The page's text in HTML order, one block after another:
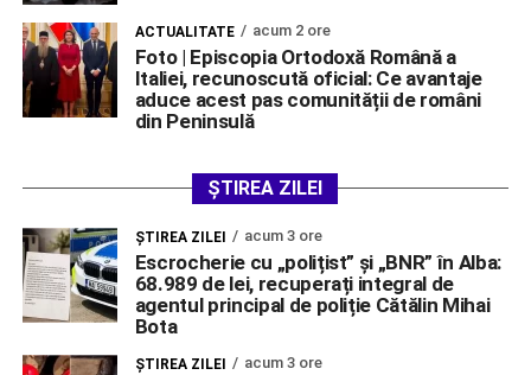
ACTUALITATE acum 2 ore
Foto | Episcopia Ortodoxă Română a
Italiei, recunoscută oficial: Ce avantaje
aduce acest pas comunității de români
din Peninsulă
ȘTIREA ZILEI
ŞTIREA ZILEI acum 3 ore
Escrocherie cu „polițist” și „BNR” în Alba:
68.989 de lei, recuperați integral de
agentul principal de poliție Cătălin Mihai
Bota
ŞTIREA ZILEI acum 3 ore